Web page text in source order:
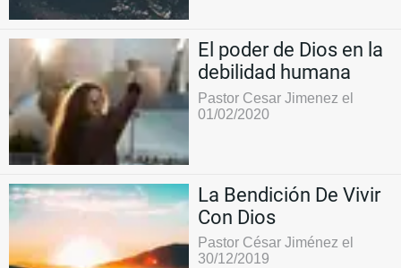
El poder de Dios en la
debilidad humana
Pastor Cesar Jimenez el
01/02/2020
La Bendición De Vivir
Con Dios
Pastor César Jiménez el
30/12/2019